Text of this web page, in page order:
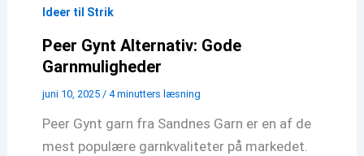
Ideer til Strik
Peer Gynt Alternativ: Gode
Garnmuligheder
juni 10, 2025 / 4 minutters læsning
Peer Gynt garn fra Sandnes Garn er en af de
mest populære garnkvaliteter på markedet.